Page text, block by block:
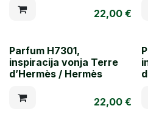
22,00€
Parfum H7301,
inspiracija vonja Terre
d’Hermès / Hermès
22,00€